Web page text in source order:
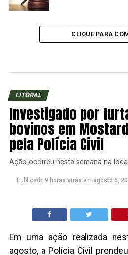
CLIQUE PARA
LITORAL
Investigado por
bovinos em
pela Polícia Civil
Ação ocorreu nesta semana na
Publicado 9 horas atrás em agosto 6,
Em uma ação realizada
agosto, a Polícia Civil